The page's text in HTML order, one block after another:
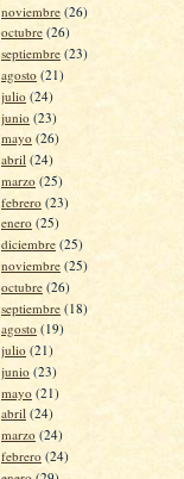
noviembre (26)
octubre (26)
septiembre (23)
agosto (21)
julio (24)
junio (23)
mayo (26)
abril (24)
marzo (25)
febrero (23)
enero (25)
diciembre (25)
noviembre (25)
octubre (26)
septiembre (18)
agosto (19)
julio (21)
junio (23)
mayo (21)
abril (24)
marzo (24)
febrero (24)